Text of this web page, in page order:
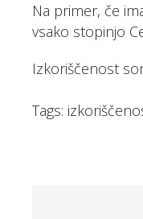
Na primer, če
vsako stopinjo
Izkoriščenost
Tags: